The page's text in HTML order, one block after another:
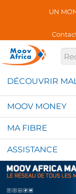
UN
MOOV MONEY
MA FIBRE
ASSISTANCE